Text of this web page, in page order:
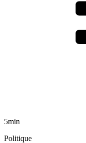
5min
Politique